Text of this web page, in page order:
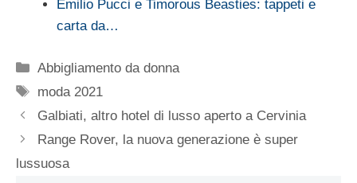
Emilio Pucci e Timorous Beasties: tappeti e
carta da…
Categorie
Abbigliamento da donna
Tag
moda 2021
Galbiati, altro hotel di lusso aperto a Cervinia
Range Rover, la nuova generazione è super
lussuosa